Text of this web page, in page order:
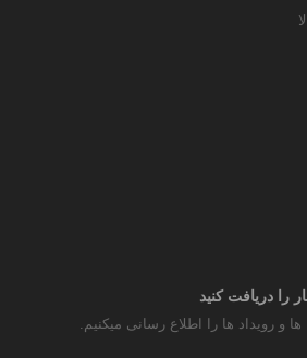
را دریافت کنید
و رویداد ها را اطلاع رسانی میکنیم.